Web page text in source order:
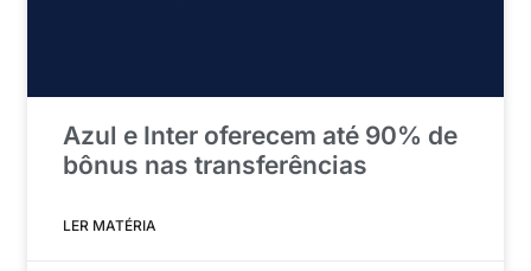
Azul e Inter oferecem até 90% de
bônus nas transferências
LER MATÉRIA